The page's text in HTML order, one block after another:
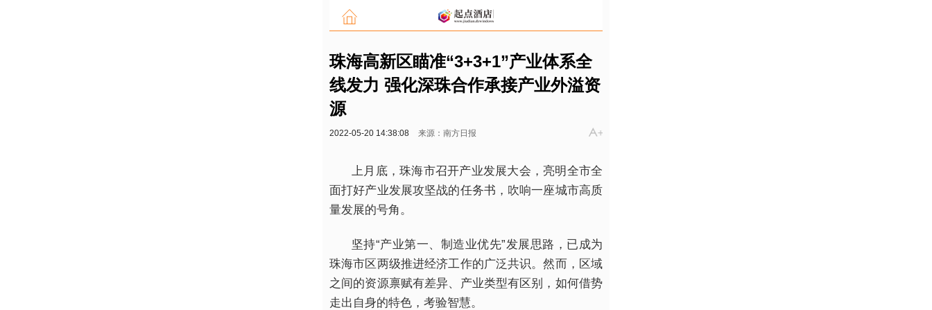
珠海高新区瞄准“3+3+1”产业体系全
线发力 强化深珠合作承接产业外溢资
源
2022-05-20 14:38:08 来源：南方日报
上月底，珠海市召开产业发展大会，亮明全市全
面打好产业发展攻坚战的任务书，吹响一座城市高质
量发展的号角。
坚持“产业第一、制造业优先”发展思路，已成为
珠海市区两级推进经济工作的广泛共识。然而，区域
之间的资源禀赋有差异、产业类型有区别，如何借势
走出自身的特色，考验智慧。